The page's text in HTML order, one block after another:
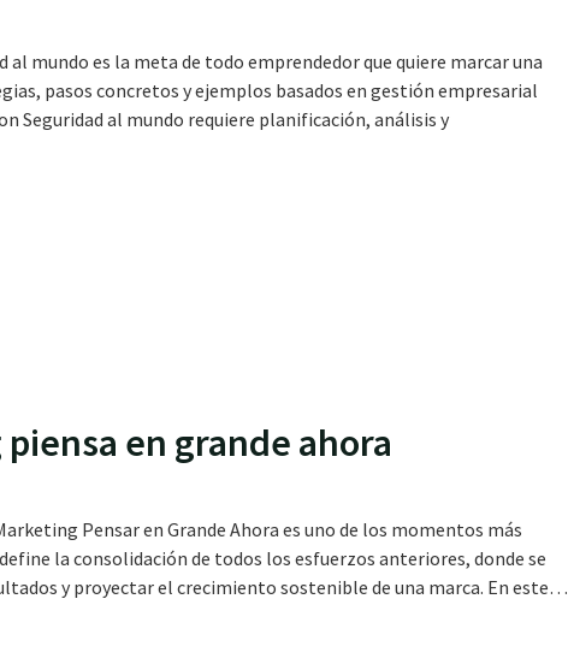
al mundo es la meta de todo emprendedor que quiere marcar una
pasos concretos y ejemplos basados en gestión empresarial
Seguridad al mundo requiere planificación, análisis y
en grande ahora
Pensar en Grande Ahora es uno de los momentos más
la consolidación de todos los esfuerzos anteriores, donde se
y proyectar el crecimiento sostenible de una marca. En este…